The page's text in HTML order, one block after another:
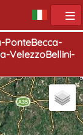
PonteBecca-
VelezzoBellini-